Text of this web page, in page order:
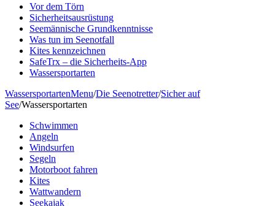
Vor dem Törn
Sicherheitsausrüstung
Seemännische Grundkenntnisse
Was tun im Seenotfall
Kites kennzeichnen
SafeTrx – die Sicherheits-App
Wassersportarten
WassersportartenMenu/Die Seenotretter/Sicher auf
See/Wassersportarten
Schwimmen
Angeln
Windsurfen
Segeln
Motorboot fahren
Kites
Wattwandern
Seekajak